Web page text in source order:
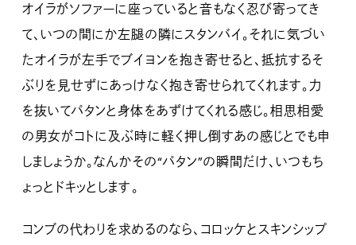
オイラがソファーに座っていると音もなく忍び寄ってき
て、いつの間にか左腿の隣にスタンバイ。それに気づい
たオイラが左手でブイヨンを抱き寄せると、抵抗するそ
ぶりを見せずにあっけなく抱き寄せられてくれます。力
を抜いてパタンと身体をあずけてくれる感じ。相思相愛
の男女がコトに及ぶ時に軽く押し倒すあの感じとでも申
しましょうか。なんかその“パタン”の瞬間だけ、いつもち
ょっとドキッとします。
コンブの代わりを求めるのなら、コロッケとスキンシップ